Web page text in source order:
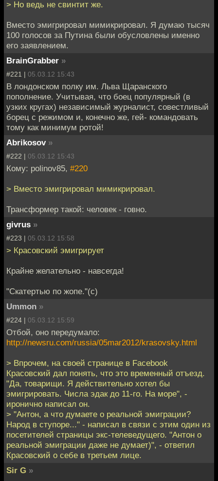
> Но ведь не свинтит же.
Вместо эмигрировал мимикрировал. Я думаю тысяч
100 голосов за Путина были обусловлены именно
его заявлением.
BrainGrabber »
#221 | 05.03.12 15:43
В лондонском полку им. Льва Щаранского
пополнение. Учитывая, что боец популярный (в
узких кругах) независимый журналист, совестливый
борец с режимом и, конечно же, гей- командовать
тому как минимум ротой!
Abrikosov »
#222 | 05.03.12 15:43
Кому: polinov85, #220
> Вместо эмигрировал мимикрировал.
Трансформер такой: человек - говно.
givrus »
#223 | 05.03.12 15:58
> Красовский эмигрирует
Крайне желательно - навсегда!
"Скатертью по жопе."(с)
Ummon »
#224 | 05.03.12 15:59
Отбой, оно передумало:
http://newsru.com/russia/05mar2012/krasovsky.html
> Впрочем, на своей странице в Facebook
Красовский дал понять, что это временный отъезд.
"Да, товарищи. Я действительно хотел бы
эмигрировать. Числа эдак до 11-го. На море", -
иронично написал он.
> "Антон, а что думаете о реальной эмиграции?
Народ в ступоре..." - написал в связи с этим один из
посетителей страницы экс-телеведущего. "Антон о
реальной эмиграции даже не думает)", - ответил
Красовский о себе в третьем лице.
Sir G »